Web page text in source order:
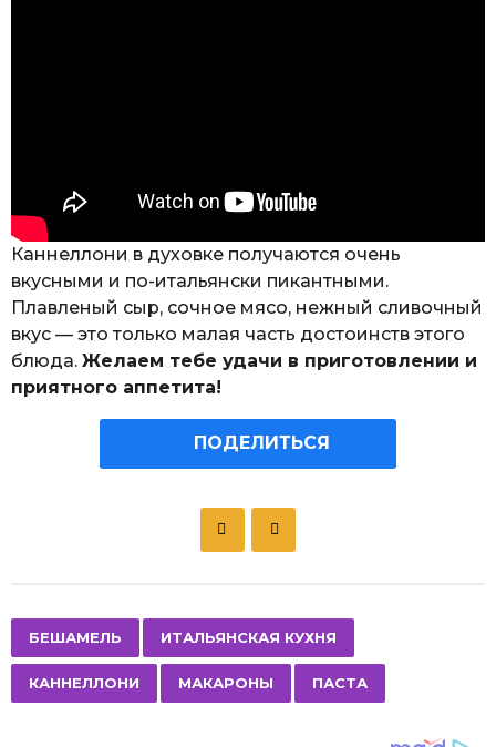
Каннеллони в духовке получаются очень
вкусными и по-итальянски пикантными.
Плавленый сыр, сочное мясо, нежный сливочный
вкус — это только малая часть достоинств этого
блюда. Желаем тебе удачи в приготовлении и
приятного аппетита!
ПОДЕЛИТЬСЯ
a
g
БЕШАМЕЛЬ ИТАЛЬЯНСКАЯ КУХНЯ
КАННЕЛЛОНИ МАКАРОНЫ ПАСТА